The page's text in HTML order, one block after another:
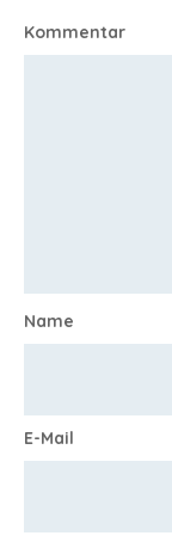
Kommentar
Name
E-Mail